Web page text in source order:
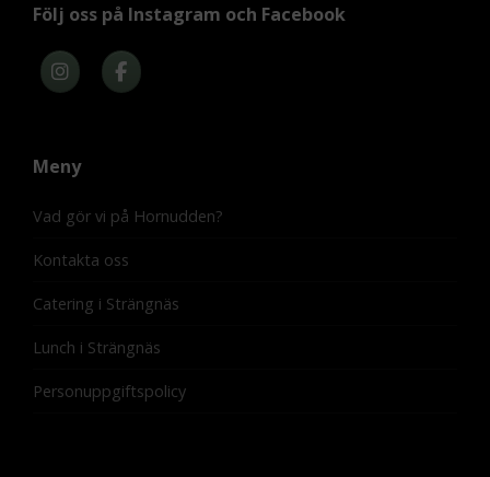
Följ oss på Instagram och Facebook
Meny
Vad gör vi på Hornudden?
Kontakta oss
Catering i Strängnäs
Lunch i Strängnäs
Personuppgiftspolicy